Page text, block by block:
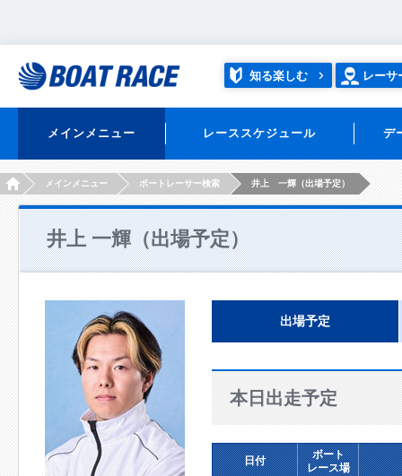
知る楽しむ レーサ
メインメニュー レーススケジュール デ
HOMEメインメニュー ボートレーサー検索 井上 一輝（出場予定）
井上 一輝（出場予定）
出場予定
本日出走予定
日付
ボート
レース場